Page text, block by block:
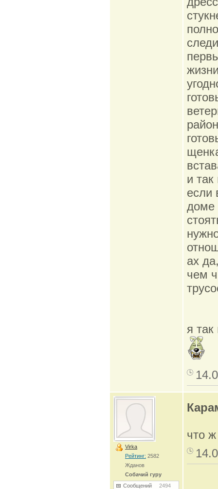
и
если
доме
ах
чем
я
Virka
Рейтинг: 2582
Жданов
Собачий гуру
Сообщений 2494
что